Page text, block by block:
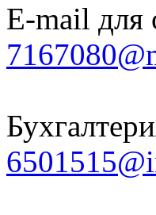
E-mail для